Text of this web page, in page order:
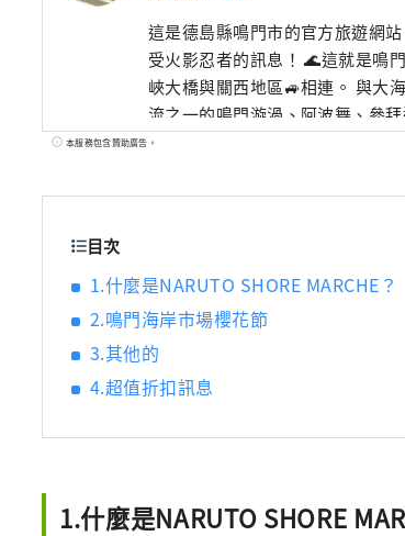
這是德島縣鳴門市的官方旅遊網
受火影忍者的訊息！ 🌊這就是鳴
峽大橋與關西地區🚙相連。 與大
流之一的鳴門漩渦、阿波舞、參
本服務包含贊助廣告。
目次
1.什麼是NARUTO SHORE MARCHE？
2.鳴門海岸市場櫻花節
3.其他的
4.超值折扣訊息
1.什麼是NARUTO SHORE